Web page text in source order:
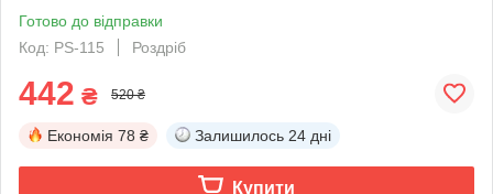
Готово до відправки
Код: PS-115
Роздріб
442 ₴ 520 ₴
Економія 78 ₴ Залишилось 24 дні
Купити